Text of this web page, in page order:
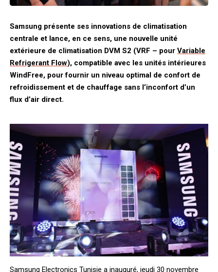
Samsung présente ses innovations de climatisation
centrale et lance, en ce sens, une nouvelle unité
extérieure de climatisation DVM S2 (VRF – pour Variable
Refrigerant Flow), compatible avec les unités intérieures
WindFree, pour fournir un niveau optimal de confort de
refroidissement et de chauffage sans l’inconfort d’un
flux d’air direct.
Samsung Electronics Tunisie a inauguré, jeudi 30 novembre